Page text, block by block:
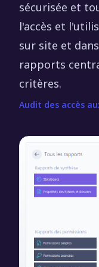
sécurisée et
l'accès et
sur site et
rapports
critères.
Audit des accès